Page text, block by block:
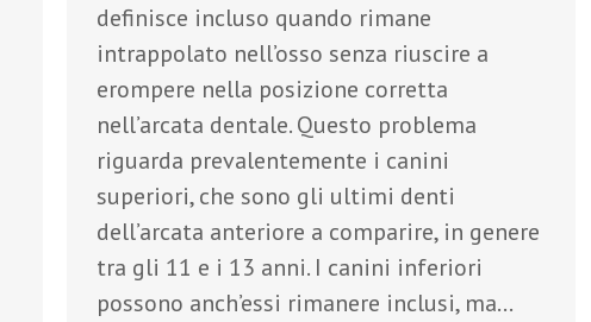
definisce incluso quando rimane
intrappolato nell’osso senza riuscire a
erompere nella posizione corretta
nell’arcata dentale. Questo problema
riguarda prevalentemente i canini
superiori, che sono gli ultimi denti
dell’arcata anteriore a comparire, in genere
tra gli 11 e i 13 anni. I canini inferiori
possono anch’essi rimanere inclusi, ma…